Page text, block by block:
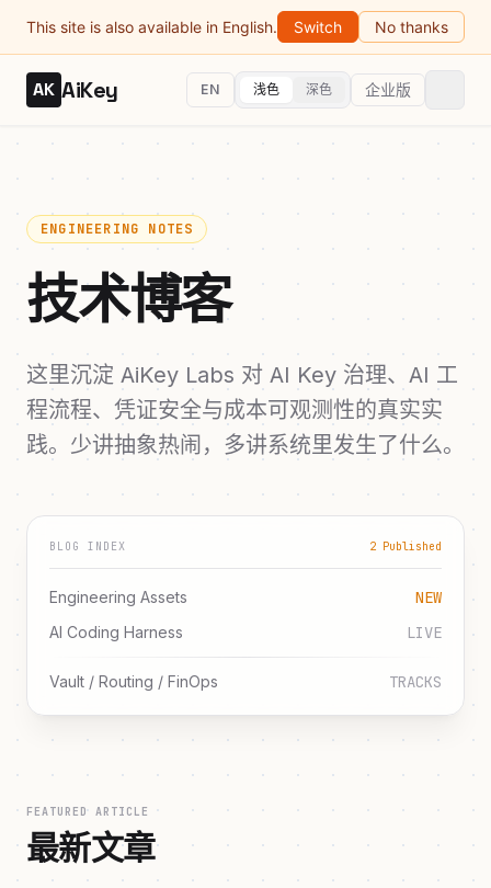
This site is also available in English. Switch No thanks
AK AiKey EN 浅色 深色 企业版
ENGINEERING NOTES
技术博客
这里沉淀 AiKey Labs 对 AI Key 治理、AI 工
程流程、凭证安全与成本可观测性的真实实
践。少讲抽象热闹，多讲系统里发生了什么。
BLOG INDEX 2 Published
Engineering Assets NEW
AI Coding Harness LIVE
Vault / Routing / FinOps TRACKS
FEATURED ARTICLE
最新文章